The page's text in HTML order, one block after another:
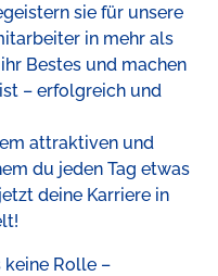
sie für unsere
in mehr als
Bestes und machen
ist – erfolgreich und
attraktiven und
du jeden Tag etwas
deine Karriere in
keine Rolle –